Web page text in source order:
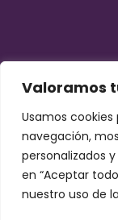
Valoramos
Usamos
navegación,
personalizados
en “Aceptar
nuestro uso de
Aviso Legal